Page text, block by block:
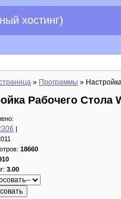
хостинг)
» Программы »
Рабочего Стола
|
18660
3.00